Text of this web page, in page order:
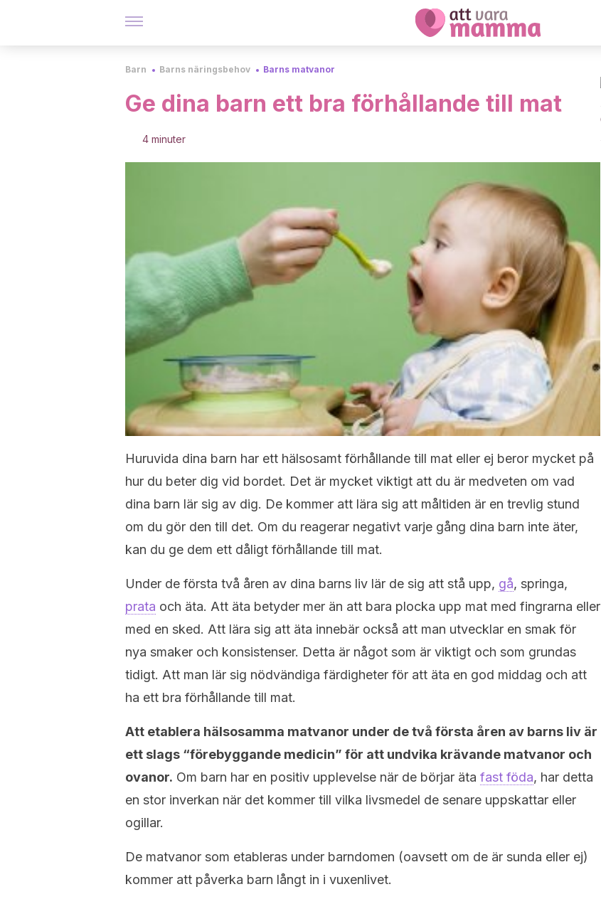
Barn Barns näringsbehov Barns matvanor
Ge dina barn ett bra förhållande till mat
4 minuter
Huruvida dina barn har ett hälsosamt förhållande till mat eller ej beror mycket på
hur du beter dig vid bordet. Det är mycket viktigt att du är medveten om vad
dina barn lär sig av dig. De kommer att lära sig att måltiden är en trevlig stund
om du gör den till det. Om du reagerar negativt varje gång dina barn inte äter,
kan du ge dem ett dåligt förhållande till mat.
Under de första två åren av dina barns liv lär de sig att stå upp, gå, springa,
prata och äta. Att äta betyder mer än att bara plocka upp mat med fingrarna eller
med en sked. Att lära sig att äta innebär också att man utvecklar en smak för
nya smaker och konsistenser. Detta är något som är viktigt och som grundas
tidigt. Att man lär sig nödvändiga färdigheter för att äta en god middag och att
ha ett bra förhållande till mat.
Att etablera hälsosamma matvanor under de två första åren av barns liv är
ett slags “förebyggande medicin” för att undvika krävande matvanor och
ovanor. Om barn har en positiv upplevelse när de börjar äta fast föda, har detta
en stor inverkan när det kommer till vilka livsmedel de senare uppskattar eller
ogillar.
De matvanor som etableras under barndomen (oavsett om de är sunda eller ej)
kommer att påverka barn långt in i vuxenlivet.